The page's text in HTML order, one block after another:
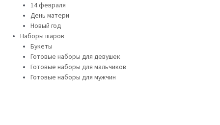
14 февраля
День матери
Новый год
Наборы шаров
Букеты
Готовые наборы для девушек
Готовые наборы для мальчиков
Готовые наборы для мужчин